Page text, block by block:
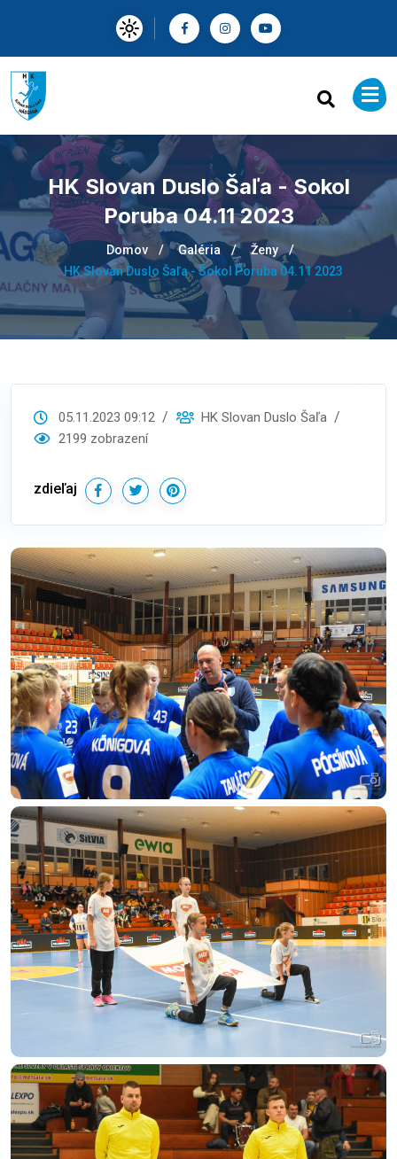
HK Slovan Duslo Šaľa - Sokol
Poruba 04.11 2023
Domov Galéria
Ženy
HK Slovan Duslo Šaľa - Sokol Poruba 04.11 2023
05.11.2023 09:12
HK Slovan Duslo Šaľa
2199 zobrazení
zdieľaj